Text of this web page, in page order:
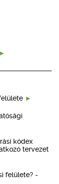
kódex
tervezet
felülete? -